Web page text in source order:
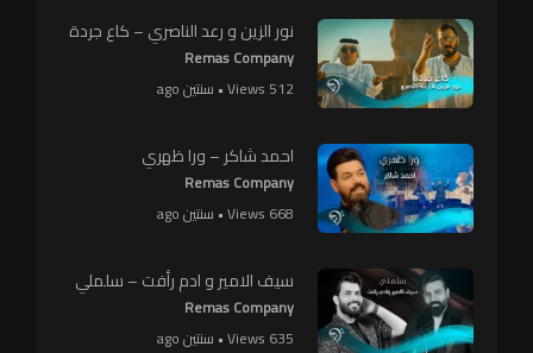
نور الزين و رعد الناصري – كاع جردة
Remas Company
512 Views • سنتين ago
احمد شاكر – ورا ظهري
Remas Company
668 Views • سنتين ago
سيف الامير و ادم رأفت – سلملي
Remas Company
635 Views • سنتين ago